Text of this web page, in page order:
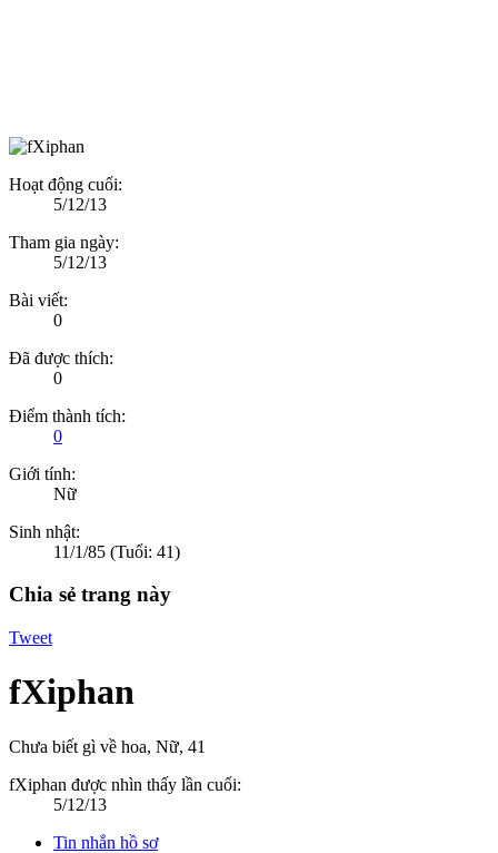
Hoạt động cuối:
5/12/13
Tham gia ngày:
5/12/13
Bài viết:
0
Đã được thích:
0
Điểm thành tích:
0
Giới tính:
Nữ
Sinh nhật:
11/1/85 (Tuổi: 41)
Chia sẻ trang này
Tweet
fXiphan
Chưa biết gì về hoa, Nữ, 41
fXiphan được nhìn thấy lần cuối:
5/12/13
Tin nhắn hồ sơ